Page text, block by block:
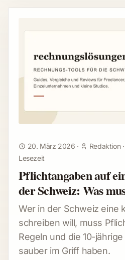
20. März 2026 · Redaktion·
Lesezeit
Pflichtangaben auf
der Schweiz: Was
Wer in der Schweiz eine
schreiben will, muss
Regeln und die 10-
sauber im Griff haben.